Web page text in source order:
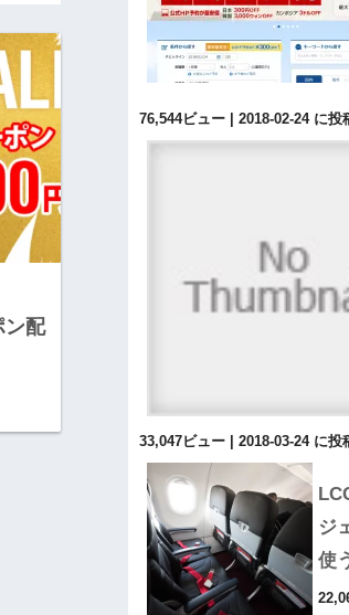
ン配
76,544ビュー |2018-02-24 に投
33,047ビュー |2018-03-24 に投
ジ
使